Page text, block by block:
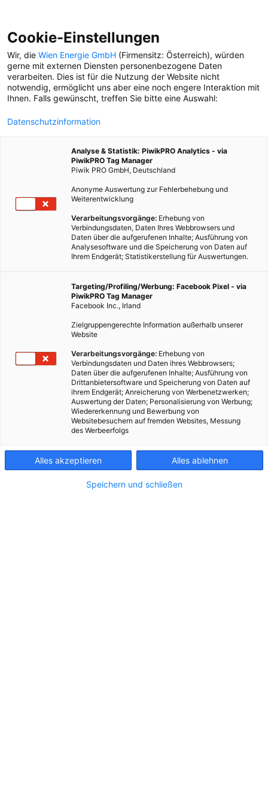
STADTLEBEN
Momenten muss man
unsere Stadt einfach lieben
So wirst du zum Italiener
Cookie-Einstellungen
Wir, die Wien Energie GmbH (Firmensitz: Österreich), würden
gerne mit externen Diensten personenbezogene Daten
verarbeiten. Dies ist für die Nutzung der Website nicht
notwendig, ermöglicht uns aber eine noch engere Interaktion mit
Ihnen. Falls gewünscht, treffen Sie bitte eine Auswahl:
Datenschutzinformation
Analyse & Statistik: PiwikPRO Analytics - via
PiwikPRO Tag Manager
Piwik PRO GmbH, Deutschland
Anonyme Auswertung zur Fehlerbehebung und
Weiterentwicklung
Verarbeitungsvorgänge: Erhebung von
Verbindungsdaten, Daten Ihres Webbrowsers und
Daten über die aufgerufenen Inhalte; Ausführung von
Analysesoftware und die Speicherung von Daten auf
Ihrem Endgerät; Statistikerstellung für Auswertungen.
Targeting/Profiling/Werbung: Facebook Pixel - via
PiwikPRO Tag Manager
Facebook Inc., Irland
Zielgruppengerechte Information außerhalb unserer
Website
Verarbeitungsvorgänge: Erhebung von
Verbindungsdaten und Daten ihres Webbrowsers;
Daten über die aufgerufenen Inhalte; Ausführung von
Drittanbietersoftware und Speicherung von Daten auf
ihrem Endgerät; Anreicherung von Werbenetzwerken;
Auswertung der Daten; Personalisierung von Werbung;
Wiedererkennung und Bewerbung von
Websitebesuchern auf fremden Websites, Messung
des Werbeerfolgs
Alles akzeptieren Alles ablehnen
Speichern und schließen